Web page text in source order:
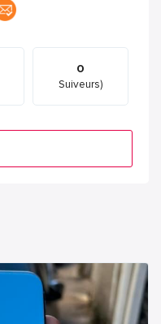
0
Suiveurs)